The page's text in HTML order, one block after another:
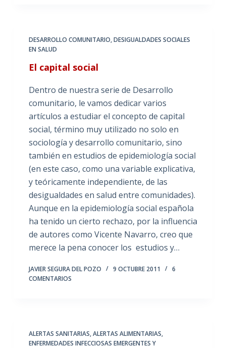
DESARROLLO COMUNITARIO,DESIGUALDADES SOCIALES
EN SALUD
El capital social
Dentro de nuestra serie de Desarrollo
comunitario, le vamos dedicar varios
artículos a estudiar el concepto de capital
social, término muy utilizado no solo en
sociología y desarrollo comunitario, sino
también en estudios de epidemiología social
(en este caso, como una variable explicativa,
y teóricamente independiente, de las
desigualdades en salud entre comunidades).
Aunque en la epidemiología social española
ha tenido un cierto rechazo, por la influencia
de autores como Vicente Navarro, creo que
merece la pena conocer los estudios y…
JAVIER SEGURA DEL POZO 9 OCTUBRE 2011
6
COMENTARIOS
ALERTAS SANITARIAS, ALERTAS ALIMENTARIAS,
ENFERMEDADES INFECCIOSAS EMERGENTES Y